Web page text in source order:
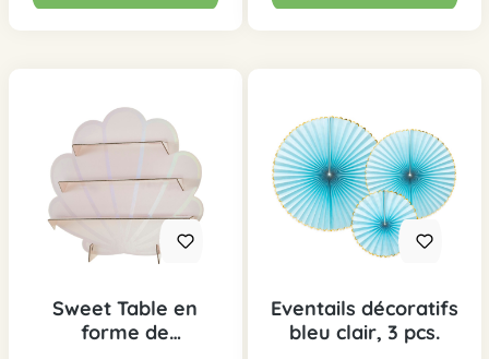
Sweet Table en
forme de
Eventails décoratifs
bleu clair, 3 pcs.